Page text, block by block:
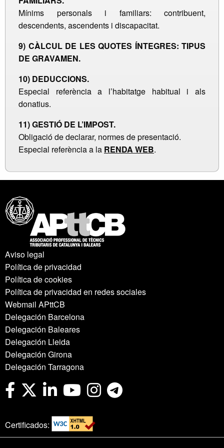
Mínims personals i familiars: contribuent,
descendents, ascendents i discapacitat.
9) CÀLCUL DE LES QUOTES ÍNTEGRES: TIPUS
DE GRAVAMEN.
10) DEDUCCIONS.
Especial referència a l’habitatge habitual i als
donatius.
11) GESTIÓ DE L’IMPOST.
Obligació de declarar, normes de presentació.
Especial referència a la RENDA WEB.
Aviso legal
Política de privacidad
Política de cookies
Política de privacidad en redes sociales
Webmail APttCB
Delegación Barcelona
Delegación Baleares
Delegación Lleida
Delegación Girona
Delegación Tarragona
Certificados: